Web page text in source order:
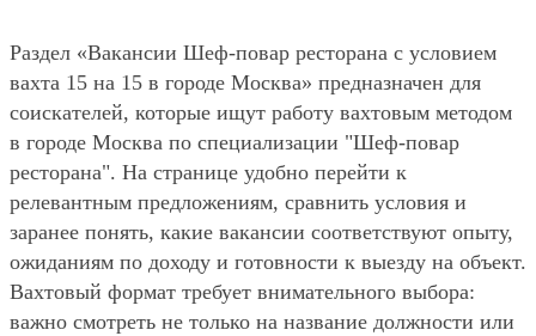
Раздел «Вакансии Шеф-повар ресторана с условием
вахта 15 на 15 в городе Москва» предназначен для
соискателей, которые ищут работу вахтовым методом
в городе Москва по специализации "Шеф-повар
ресторана". На странице удобно перейти к
релевантным предложениям, сравнить условия и
заранее понять, какие вакансии соответствуют опыту,
ожиданиям по доходу и готовности к выезду на объект.
Вахтовый формат требует внимательного выбора:
важно смотреть не только на название должности или